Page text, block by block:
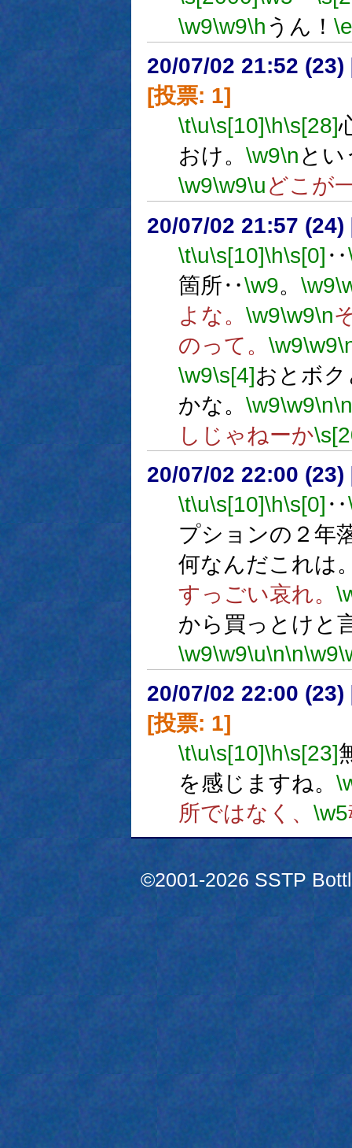
\w9\w9\h うん！ \e
20/07/02 21:52 (23)
[投票: 1]
\t\u\s[10]\h\s[28]
おけ。 \w9\n と
\w9\w9\uどこが
20/07/02 21:57 (24)
\t\u\s[10]\h\s[0] ‥
箇所‥\w9。 \w9
よな。 \w9\w9\n
のって。 \w9\w9
\w9\s[4]おとボク
かな。 \w9\w9\n\n
しじゃねーか
20/07/02 22:00 (23)
\t\u\s[10]\h\s[0] ‥
プションの２年
何なんだこれは
すっごい哀れ。
から買っとけと
\w9\w9\u\n\n\w9
20/07/02 22:00 (23)
[投票: 1]
\t\u\s[10]\h\s[23]
を感じますね。
所ではなく、 \w5
©2001-2026 SSTP